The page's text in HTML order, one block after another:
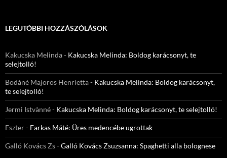
LEGUTÓBBI HOZZÁSZÓLÁSOK
Kakucska Melinda- Kakucska Melinda: Boldog karácsonyt, te
selejtolló!
Bodáné Majoros Henrietta- Kakucska Melinda: Boldog karácsonyt,
te selejtolló!
Jermi Istvànné- Kakucska Melinda: Boldog karácsonyt, te selejtolló!
Eszter- Farkas Máté: Üres medencébe ugrottak
Galló Kovács Zs-Galló Kovács Zsuzsanna: Spaghetti alla bolognese